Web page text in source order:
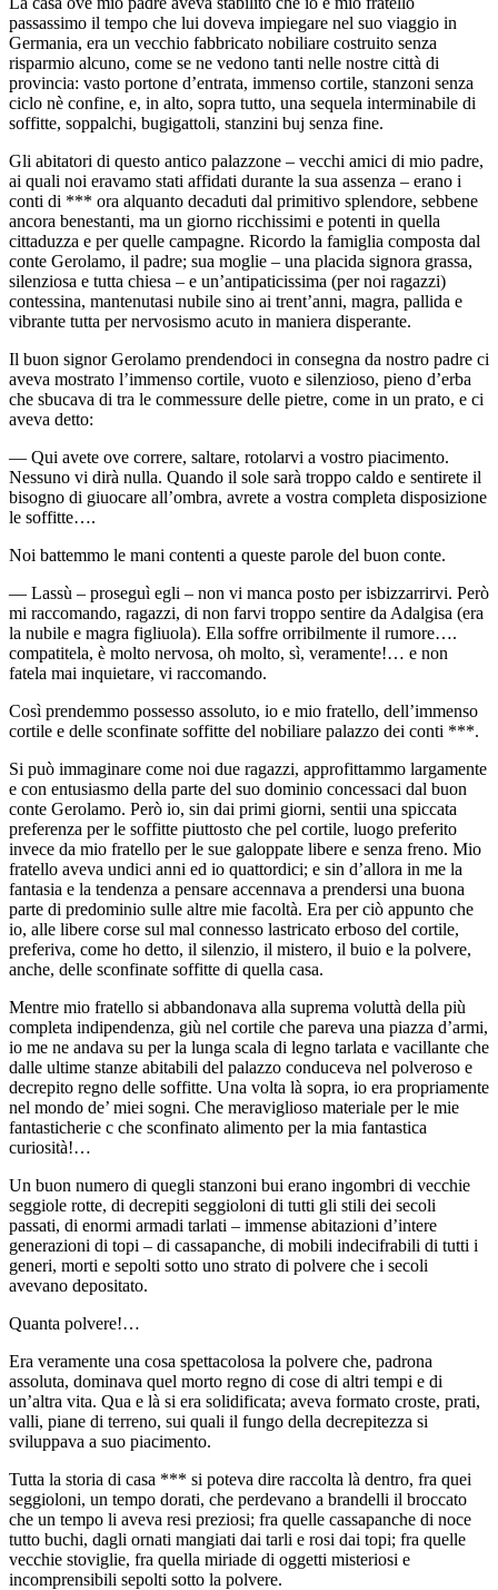
passassimo il tempo che lui doveva impiegare nel suo viaggio in
Germania, era un vecchio fabbricato nobiliare costruito senza
risparmio alcuno, come se ne vedono tanti nelle nostre città di
provincia: vasto portone d’entrata, immenso cortile, stanzoni senza
ciclo nè confine, e, in alto, sopra tutto, una sequela interminabile di
soffitte, soppalchi, bugigattoli, stanzini buj senza fine.
Gli abitatori di questo antico palazzone – vecchi amici di mio padre,
ai quali noi eravamo stati affidati durante la sua assenza – erano i
conti di *** ora alquanto decaduti dal primitivo splendore, sebbene
ancora benestanti, ma un giorno ricchissimi e potenti in quella
cittaduzza e per quelle campagne. Ricordo la famiglia composta dal
conte Gerolamo, il padre; sua moglie – una placida signora grassa,
silenziosa e tutta chiesa – e un’antipaticissima (per noi ragazzi)
contessina, mantenutasi nubile sino ai trent’anni, magra, pallida e
vibrante tutta per nervosismo acuto in maniera disperante.
Il buon signor Gerolamo prendendoci in consegna da nostro padre ci
aveva mostrato l’immenso cortile, vuoto e silenzioso, pieno d’erba
che sbucava di tra le commessure delle pietre, come in un prato, e ci
aveva detto:
— Qui avete ove correre, saltare, rotolarvi a vostro piacimento.
Nessuno vi dirà nulla. Quando il sole sarà troppo caldo e sentirete il
bisogno di giuocare all’ombra, avrete a vostra completa disposizione
le soffitte….
Noi battemmo le mani contenti a queste parole del buon conte.
— Lassù – proseguì egli – non vi manca posto per isbizzarrirvi. Però
mi raccomando, ragazzi, di non farvi troppo sentire da Adalgisa (era
la nubile e magra figliuola). Ella soffre orribilmente il rumore….
compatitela, è molto nervosa, oh molto, sì, veramente!… e non
fatela mai inquietare, vi raccomando.
Così prendemmo possesso assoluto, io e mio fratello, dell’immenso
cortile e delle sconfinate soffitte del nobiliare palazzo dei conti ***.
Si può immaginare come noi due ragazzi, approfittammo largamente
e con entusiasmo della parte del suo dominio concessaci dal buon
conte Gerolamo. Però io, sin dai primi giorni, sentii una spiccata
preferenza per le soffitte piuttosto che pel cortile, luogo preferito
invece da mio fratello per le sue galoppate libere e senza freno. Mio
fratello aveva undici anni ed io quattordici; e sin d’allora in me la
fantasia e la tendenza a pensare accennava a prendersi una buona
parte di predominio sulle altre mie facoltà. Era per ciò appunto che
io, alle libere corse sul mal connesso lastricato erboso del cortile,
preferiva, come ho detto, il silenzio, il mistero, il buio e la polvere,
anche, delle sconfinate soffitte di quella casa.
Mentre mio fratello si abbandonava alla suprema voluttà della più
completa indipendenza, giù nel cortile che pareva una piazza d’armi,
io me ne andava su per la lunga scala di legno tarlata e vacillante che
dalle ultime stanze abitabili del palazzo conduceva nel polveroso e
decrepito regno delle soffitte. Una volta là sopra, io era propriamente
nel mondo de’ miei sogni. Che meraviglioso materiale per le mie
fantasticherie c che sconfinato alimento per la mia fantastica
curiosità!…
Un buon numero di quegli stanzoni bui erano ingombri di vecchie
seggiole rotte, di decrepiti seggioloni di tutti gli stili dei secoli
passati, di enormi armadi tarlati – immense abitazioni d’intere
generazioni di topi – di cassapanche, di mobili indecifrabili di tutti i
generi, morti e sepolti sotto uno strato di polvere che i secoli
avevano depositato.
Quanta polvere!…
Era veramente una cosa spettacolosa la polvere che, padrona
assoluta, dominava quel morto regno di cose di altri tempi e di
un’altra vita. Qua e là si era solidificata; aveva formato croste, prati,
valli, piane di terreno, sui quali il fungo della decrepitezza si
sviluppava a suo piacimento.
Tutta la storia di casa *** si poteva dire raccolta là dentro, fra quei
seggioloni, un tempo dorati, che perdevano a brandelli il broccato
che un tempo li aveva resi preziosi; fra quelle cassapanche di noce
tutto buchi, dagli ornati mangiati dai tarli e rosi dai topi; fra quelle
vecchie stoviglie, fra quella miriade di oggetti misteriosi e
incomprensibili sepolti sotto la polvere.